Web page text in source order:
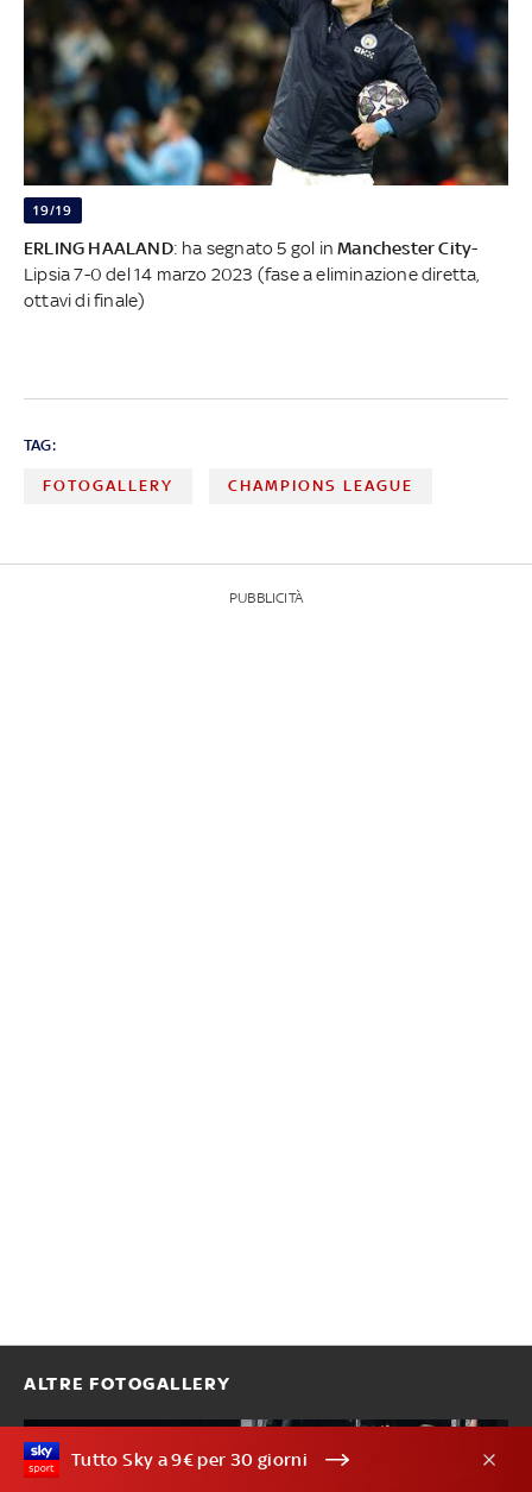
19/19
ERLING HAALAND: ha segnato 5 gol inManchester City-
Lipsia 7-0 del 14 marzo 2023 (fase a eliminazione diretta,
ottavi di finale)
TAG:
FOTOGALLERY CHAMPIONS LEAGUE
PUBBLICITÀ
ALTRE FOTOGALLERY
Tutto Sky a 9€ per 30 giorni